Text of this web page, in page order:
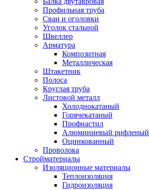
Профильная труба
Сваи и оголовки
Уголок стальной
Швеллер
Арматура
Композитная
Металлическая
Штакетник
Полоса
Круглая труба
Листовой металл
Холоднокатаный
Горячекатаный
Профнастил
Алюминиевый рифленый
Оцинкованный
Проволока
Стройматериалы
Изоляционные материалы
Теплоизоляция
Гидроизоляция